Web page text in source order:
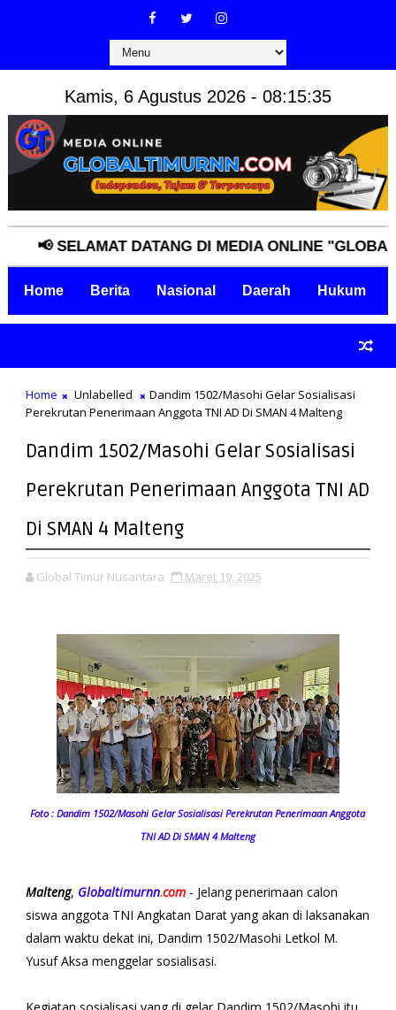
Kamis, 6 Agustus 2026 - 08:15:36
SELAMAT DATANG DI MEDIA ONLINE
Home Berita Nasional Daerah Hukum
Home Unlabelled
Dandim 1502/Masohi Gelar Sosialisasi
Perekrutan Penerimaan Anggota TNI AD Di SMAN 4 Malteng
Dandim 1502/Masohi Gelar Sosialisasi
Perekrutan Penerimaan Anggota TNI AD
Di SMAN 4 Malteng
Global Timur Nusantara Maret 19, 2025
Foto : Dandim 1502/Masohi Gelar Sosialisasi Perekrutan Penerimaan Anggota
TNI AD Di SMAN 4 Malteng
Malteng, Globaltimurnn.com- Jelang penerimaan calon
siswa anggota TNI Angkatan Darat yang akan di laksanakan
dalam waktu dekat ini, Dandim 1502/Masohi Letkol M.
Yusuf Aksa menggelar sosialisasi.
Kegiatan sosialisasi yang di gelar Dandim 1502/Masohi itu